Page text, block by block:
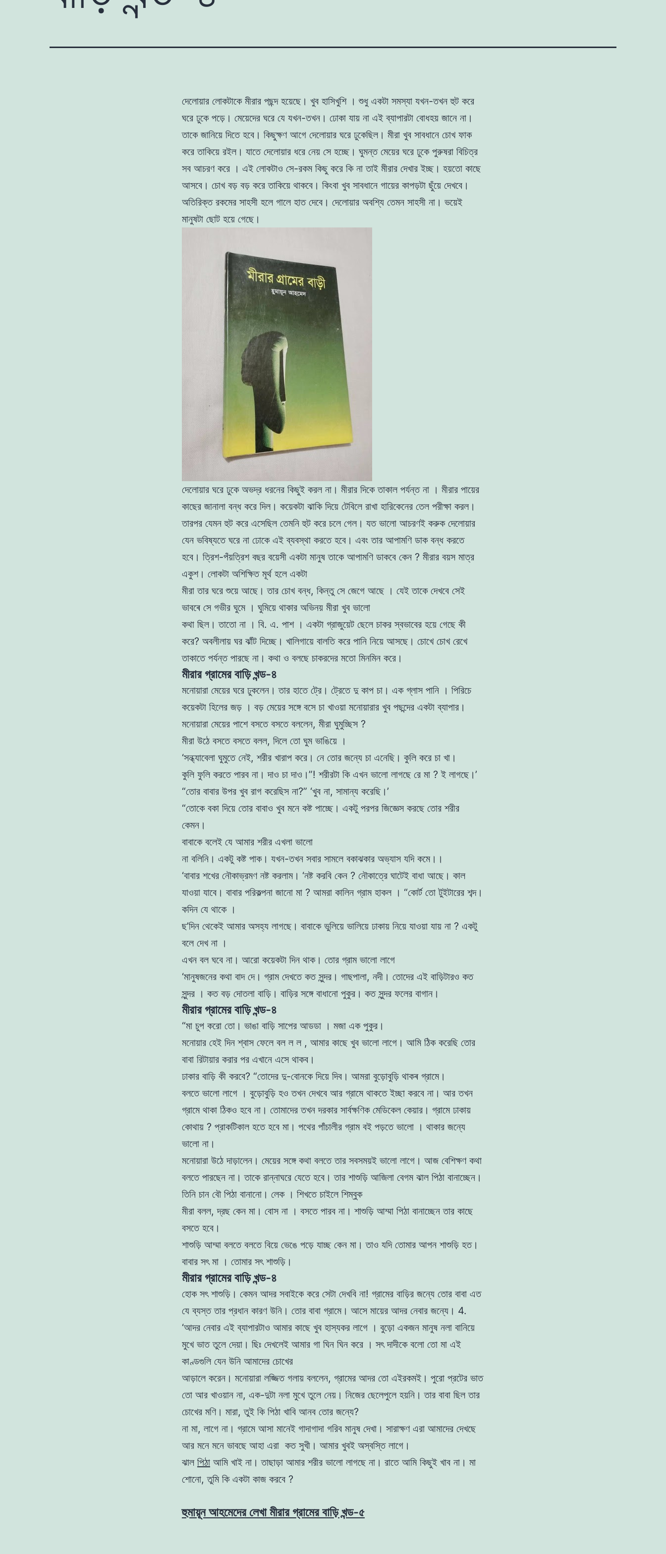
দেলােয়ার লােকটাকে মীরার পছন্দ হয়েছে। খুব হাসিখুশি । শুধু একটা সমস্যা যখন-তখন হুট করে
ঘরে ঢুকে পড়ে। মেয়েদের ঘরে যে যখন-তখন। ঢোকা যায় না এই ব্যাপারটা বােধহয় জানে না।
তাকে জানিয়ে দিতে হবে। কিছুক্ষণ আগে দেলােয়ার ঘরে ঢুকেছিল। মীরা খুব সাবধানে চোখ ফাক
করে তাকিয়ে রইল। যাতে দেলােয়ার ধরে নেয় সে হচ্ছে। ঘুমন্ত মেয়ের ঘরে ঢুকে পুরুষরা বিচিত্র
সব আচরণ করে । এই লােকটাও সে-রকম কিছু করে কি না তাই মীরার দেখার ইচ্ছ। হয়তো কাছে
আসবে। চোখ বড় বড় করে তাকিয়ে থাকবে। কিংবা খুব সাবধানে গায়ের কাপড়টা ছুঁয়ে দেখবে।
অতিরিক্ত রকমের সাহসী হলে গালে হাত দেবে। দেলােয়ার অবশ্যি তেমন সাহসী না। ভয়েই
মানুষটা ছােট হয়ে গেছে।
দেলােয়ার ঘরে ঢুকে অভদ্র ধরনের কিছুই করল না। মীরার দিকে তাকাল পর্যন্ত না । মীরার পায়ের
কাছের জানালা বন্ধ করে দিল। কয়েকটা ঝাকি দিয়ে টেবিলে রাখা হারিকেনের তেল পরীক্ষা করল।
তারপর যেমন হুট করে এসেছিল তেমনি হুট করে চলে গেল। যত ভালাে আচরণই করুক দেলােয়ার
যেন ভবিষ্যতে ঘরে না ঢোকে এই ব্যবস্থা করতে হবে। এবং তার আপামণি ডাক বন্ধ করতে
হবে। ত্রিশ-পঁয়ত্রিশ বছর বয়েসী একটা মানুষ তাকে আপামণি ডাকবে কেন ? মীরার বয়স মাত্র
একুশ। লােকটা অশিক্ষিত মূর্থ হলে একটা
মীরা তার ঘরে শুয়ে আছে। তার চোখ বন্ধ, কিন্তু সে জেগে আছে । যেই তাকে দেখবে সেই
ভাবৰে সে গভীর ঘুমে । ঘুমিয়ে থাকার অভিনয় মীরা খুব ভালো
কথা ছিল। তাতাে না । বি. এ. পাশ । একটা গ্রাজুয়েট ছেলে চাকর স্বভাবের হয়ে গেছে কী
করে? অবলীলায় ঘর ঝাঁট দিচ্ছে। খালিগায়ে বালতি করে পানি নিয়ে আসছে। চোখে চোখ রেখে
তাকাতে পর্যন্ত পারছে না। কথা ও বলছে চাকরদের মতাে মিনমিন করে।
মীরার গ্রামের বাড়ি খন্ড-৪
মনােয়ারা মেয়ের ঘরে ঢুকলেন। তার হাতে ট্রে। ট্রেতে দু কাপ চা। এক গ্লাস পানি । পিরিচে
কয়েকটা হিলের জড় । বড় মেয়ের সঙ্গে বসে চা খাওয়া মনােয়ারার খুব পছন্দের একটা ব্যাপার।
মনােয়ারা মেয়ের পাশে বসতে বসতে বললেন, মীরা ঘুমুচ্ছিস ?
মীরা উঠে বসতে বসতে বলল, দিলে তাে ঘুম ভাঙিয়ে ।
‘সন্ধ্যাবেলা ঘুমুতে নেই, শরীর খারাপ করে। নে তাের জন্যে চা এনেছি। কুলি করে চা খা।
কুলি ফুলি করতে পারব না। দাও চা দাও।”! শরীরটা কি এখন ভালাে লাগছে রে মা ?ই লাগছে।’
“তাের বাবার উপর খুব রাগ করেছিস না?” ‘খুব না, সামান্য করেছি।’
“তােকে বকা দিয়ে তাের বাবাও খুব মনে কষ্ট পাচ্ছে। একটু পরপর জিজ্ঞেস করছে তোর শরীর
কেমন।
বাবাকে বলেই যে আমার শরীর এখলা ভালাে
না বলিনি। একটু কষ্ট পাক। যখন-তখন সবার সামলে বকাঝকার অভ্যাস যদি কমে।।
‘বাবার শখের নৌকাভ্রমণ নষ্ট করলাম। ‘নষ্ট করবি কেন ? নৌকাত্রে ঘাটেই বাধা আছে। কাল
যাওয়া যাবে। বাবার পরিকল্পনা জানাে মা ? আমরা কালিন গ্রাম হাকল । “কোর্ট তাে টুইটারের শব্দ।
কদিন যে থাকে ।
ছ’দিন থেকেই আমার অসহ্য লাগছে। বাবাকে ভুলিয়ে ভালিয়ে ঢাকায় নিয়ে যাওয়া যায় না ? একটু
বলে দেখ না ।
এখন বল ঘবে না। আরাে কয়েকটা দিন থাক। তাের গ্রাম ভালাে লাগে
‘মানুষজনের কথা বাদ দে। গ্রাম দেখতে কত সুন্দর। গাছপালা, নদী। তােদের এই বাড়িটারও কত
সুন্দর । কত বড় দোতলা বাড়ি। বাড়ির সঙ্গে বাধানাে পুকুর। কত সুন্দর ফলের বাগান।
মীরার গ্রামের বাড়ি খন্ড-৪
“মা চুপ করাে তো। ভাঙা বাড়ি সাপের আডডা । মজা এক পুকুর।
মনােয়ার হেই দিন শ্বাস ফেলে বল ল ল , আমার কাছে খুব ভালো লাগে। আমি ঠিক করেছি তাের
বাবা রিটায়ার করার পর এখানে এসে থাকব।
ঢাকার বাড়ি কী করবে? “তােদের দু-বােনকে দিয়ে দিব। আমরা বুড়ােবুড়ি থাকৰ গ্রামে।
বলতে ভালাে লাগে । বুড়ােবুড়ি হও তখন দেখবে আর গ্রামে থাকতে ইচ্ছা করবে না। আর তখন
গ্রামে থাকা ঠিকও হবে না। তোমাদের তখন দরকার সার্বক্ষণিক মেডিকেল কেয়ার। গ্রামে ঢাকায়
কোথায় ? প্রাকটিকাল হতে হবে মা। পথের পাঁচালীর গ্রাম বই পড়তে ভালাে । থাকার জন্যে
ভালাে না।
মনােয়ারা উঠে দাড়ালেন। মেয়ের সঙ্গে কথা বলতে তার সবসময়ই ভালাে লাগে। আজ বেশিক্ষণ কথা
বলতে পারছেন না। তাকে রান্নাঘরে যেতে হবে।তার শাশুড়ি আজিলা বেগম ঝাল পিঠা বানাচ্ছেন।
তিনি চান বৌ পিঠা বানানাে। লেক । শিখতে চাইলে শিম্বুক
মীরা বলল, দ্রছ কেন মা। বােস না । বসতে পারব না। শাশুড়ি আম্মা পিঠা বানাচ্ছেন তার কাছে
বসতে হবে।
শাশুড়ি আম্মা বলতে বলতে বিয়ে ভেঙে পড়ে যাচ্ছ কেন মা। তাও যদি তােমার আপন শাশুড়ি হত।
বাবার সৎ মা । তােমার সৎ শাশুড়ি।
মীরার গ্রামের বাড়ি খন্ড-৪
হােক সৎ শাশুড়ি। কেমন আদর সবাইকে করে সেটা দেখবি না! গ্রামের বাড়ির জন্যে তাের বাবা এত
যে ব্যস্ত তার প্রধান কারণ উনি। তাের বাবা গ্রামে। আসে মায়ের আদর নেবার জন্যে। 4.
‘আদর নেবার এই ব্যাপারটাও আমার কাছে খুব হাস্যকর লাগে । বুড়ো একজন মানুষ নলা বানিয়ে
মুখে ভাত তুলে দেয়া। ছিঃ দেখলেই আমার গা ঘিন ঘিন করে । সৎ দাদীকে বলাে তাে মা এই
কাণ্ডগুলি যেন উনি আমাদের চোখের
আড়ালে করেন। মনােয়ারা লজ্জিত গলায় বললেন, গ্রামের আদর তো এইরকমই। পুরাে প্রটের ভাত
তো আর খাওয়ান না, এক-দুটা নলা মুখে তুলে নেয়। নিজের ছেলেপুলে হয়নি। তার বাবা ছিল তার
চোখের মণি। মারা, তুই কি পিঠা খাবি আনব তাের জন্যে?
না মা, লাগে না। গ্রামে আসা মানেই গাদাগাদা গরিব মানুষ দেখা। সারাক্ষণ এরা আমাদের দেখছে
আর মনে মনে ভাবছে আহা এরা কত সুখী। আমার খুবই অস্বস্তি লাগে।
ঝাল পিঠা আমি খাই না। তাছাড়া আমার শরীর ভালাে লাগছে না। রাতে আমি কিছুই খাব না। মা
শােনাে, তুমি কি একটা কাজ করবে ?
হুমায়ূন আহমেদের লেখা মীরার গ্রামের বাড়ি খন্ড-৫